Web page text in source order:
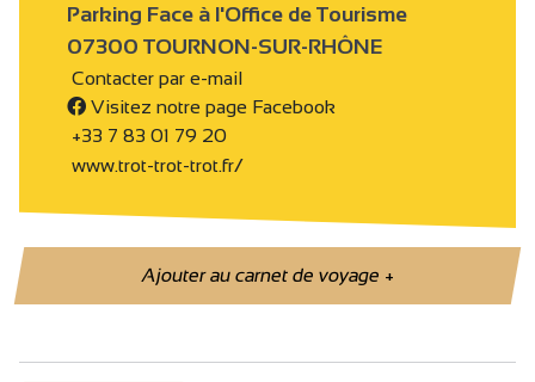
Parking Face à l'Office de Tourisme
07300 TOURNON-SUR-RHÔNE
Contacter par e-mail
Visitez notre page Facebook
+33 7 83 01 79 20
www.trot-trot-trot.fr/
Ajouter au carnet de voyage+